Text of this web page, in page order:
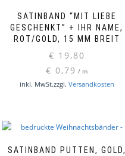
SATINBAND “MIT LIEBE
GESCHENKT” + IHR NAME,
ROT/GOLD, 15 MM BREIT
€ 19,80
€ 0,79 / m
inkl. MwSt.zzgl. Versandkosten
SATINBAND PUTTEN, GOLD,